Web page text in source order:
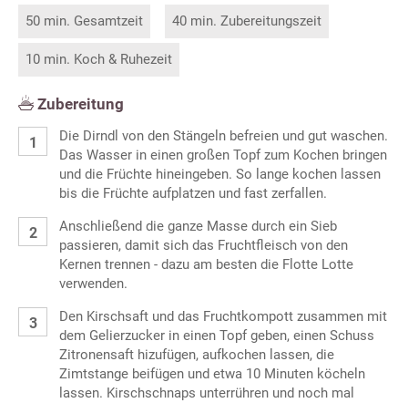
50 min. Gesamtzeit 40 min. Zubereitungszeit
10 min. Koch & Ruhezeit
Zubereitung
Die Dirndl von den Stängeln befreien und gut waschen.
Das Wasser in einen großen Topf zum Kochen bringen
und die Früchte hineingeben. So lange kochen lassen
bis die Früchte aufplatzen und fast zerfallen.
Anschließend die ganze Masse durch ein Sieb
passieren, damit sich das Fruchtfleisch von den
Kernen trennen - dazu am besten die Flotte Lotte
verwenden.
Den Kirschsaft und das Fruchtkompott zusammen mit
dem Gelierzucker in einen Topf geben, einen Schuss
Zitronensaft hizufügen, aufkochen lassen, die
Zimtstange beifügen und etwa 10 Minuten köcheln
lassen. Kirschschnaps unterrühren und noch mal